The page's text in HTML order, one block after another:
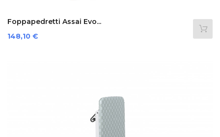
Foppapedretti Assai Evo...
Prezzo
148,10 €